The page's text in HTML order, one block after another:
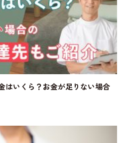
はいくら？お金が足りない場合